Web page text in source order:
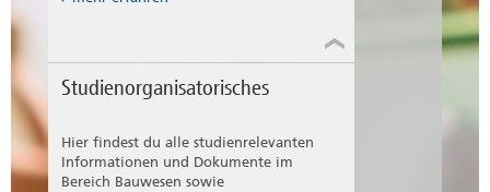
Studienorganisatorisches
Hier findest du alle studienrelevanten
Informationen und Dokumente im
Bereich Bauwesen sowie